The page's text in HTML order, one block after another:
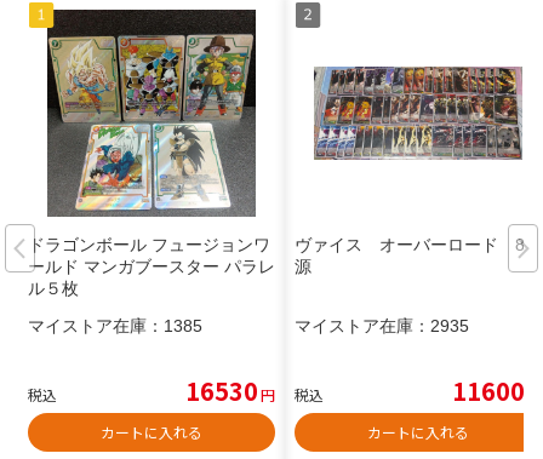
ドラゴンボール フュージョンワ
ールド マンガブースター パラレ
ル５枚
マイストア在庫： 1385
税込 16530円
カートに入れる
ヴァイス オーバーロード 8電
源
マイストア在庫： 2935
税込 11600
カートに入れる